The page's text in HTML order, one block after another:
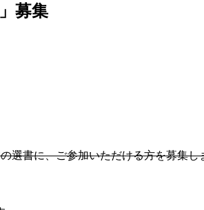
募集
選書に、ご参加いただける方を募集